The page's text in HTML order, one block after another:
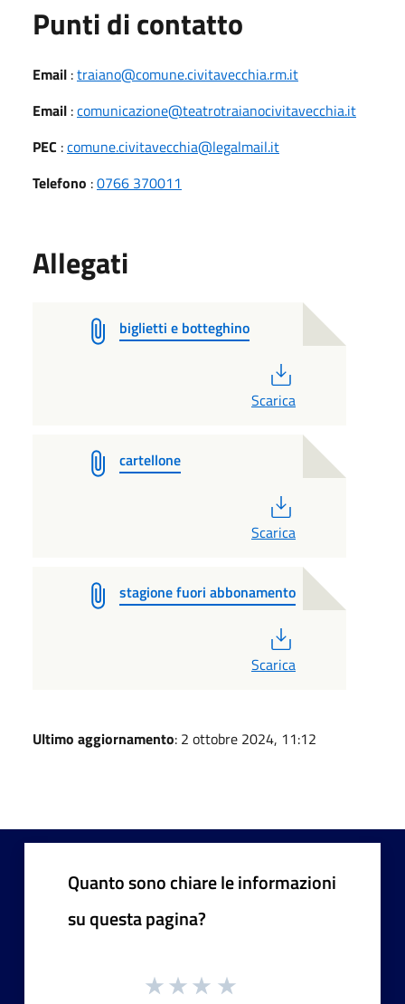
Punti di contatto
Email :traiano@comune.civitavecchia.rm.it
Email :comunicazione@teatrotraianocivitavecchia.it
PEC :comune.civitavecchia@legalmail.it
Telefono :0766 370011
Allegati
biglietti e botteghino
Scarica
cartellone
Scarica
stagione fuori abbonamento
Scarica
Ultimo aggiornamento: 2 ottobre 2024, 11:12
Quanto sono chiare le informazioni
su questa pagina?